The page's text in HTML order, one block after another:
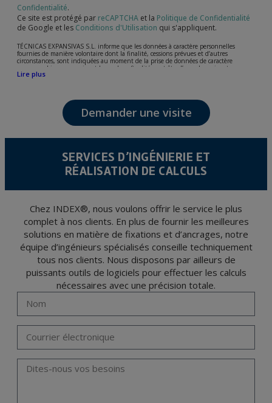
Confidentialité.
Ce site est protégé par reCAPTCHA et la Politique de Confidentialité
de Google et les Conditions d'Utilisation qui s'appliquent.
TÉCNICAS EXPANSIVAS S.L. informe que les données à caractère personnelles
fournies de manière volontaire dont la finalité, cessions prévues et d’autres
circonstances, sont indiquées au moment de la prise de données de caractère
personne, bien que, suivant le cas, leur finalité peut être l’une des suivantes,
l’attention de votre demande, litige ou requise, maintien de la relation établie, la
Les données de nos fichiers sont absolument confidentielles et seront traitées avec la
plus grande confidentialité et répondent à toutes les exigences prévues par la loi
15/1999 du 13 décembre sur la protection des données personnelles.
Il est recommandé de ne pas envoyer de données strictement personnelles,
conformément à la législation de Protection des données, telles que celles relatives à
la santé, ces donnée n'étant pas cryptées.
L’usager peut à tout moment exercer son droit d'accès, de rectification, d'annulation
et d'opposition en vertu des dispositions au Règlement Général sur la Protection des
votre pièce d’identité, à P.I. La Portalada II | c/ Segador 13, 26006 | Logroño (La
Lire plus
Demander une visite
SERVICES D’INGÉNIERIE ET
RÉALISATION DE CALCULS
Chez INDEX®, nous voulons offrir le service le plus
complet à nos clients. En plus de fournir les meilleures
solutions en matière de fixations et d’ancrages, notre
équipe d’ingénieurs spécialisés conseille techniquement
tous nos clients. Nous disposons par ailleurs de
puissants outils de logiciels pour effectuer les calculs
nécessaires avec une précision totale.